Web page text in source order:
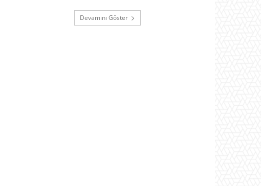
Devamını Göster